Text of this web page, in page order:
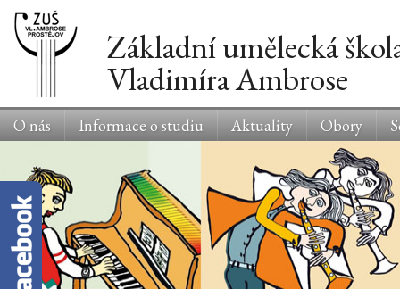
Základní umělecká
Vladimíra Ambrose
O nás Informace o studiu Aktuality Obory